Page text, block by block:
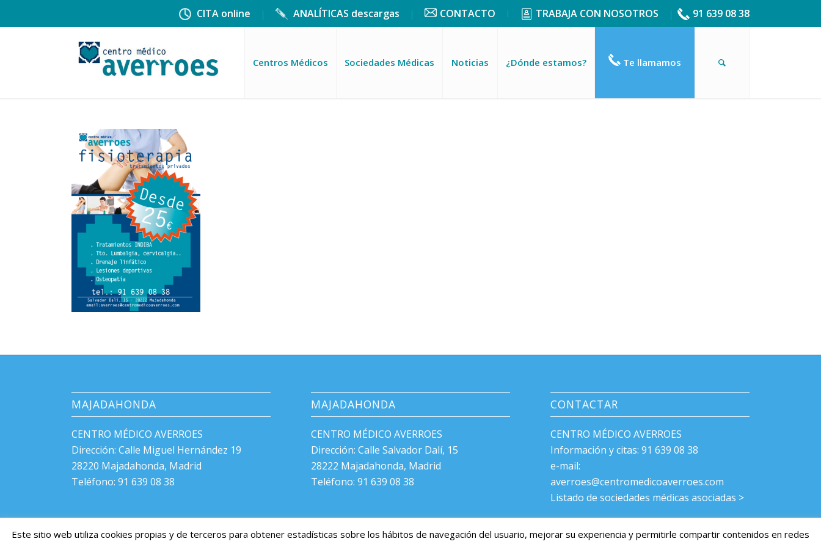
CITA online ANALÍTICAS descargas CONTACTO TRABAJA CON NOSOTROS 91 639 08 38
Centros Médicos Sociedades Médicas Noticias ¿Dónde estamos? Te llamamos
MAJADAHONDA
CENTRO MÉDICO AVERROES
Dirección: Calle Miguel Hernández 19
28220 Majadahonda, Madrid
Teléfono: 91 639 08 38
MAJADAHONDA
CENTRO MÉDICO AVERROES
Dirección: Calle Salvador Dalí, 15
28222 Majadahonda, Madrid
Teléfono: 91 639 08 38
CONTACTAR
CENTRO MÉDICO AVERROES
Información y citas: 91 639 08 38
e-mail:
averroes@centromedicoaverroes.com
Listado de sociedades médicas asociadas >
Cita Previa Online
Este sitio web utiliza cookies propias y de terceros para obtener estadísticas sobre los hábitos de navegación del usuario, mejorar su experiencia y permitirle compartir contenidos en redes